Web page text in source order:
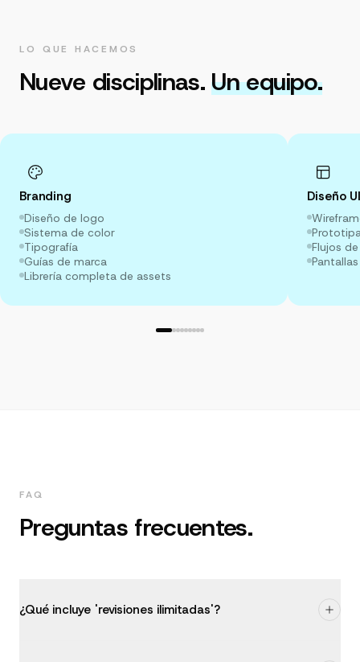
LO QUE HACEMOS
Nueve disciplinas. Un equipo.
Branding
Diseño de logo
Sistema de color
Tipografía
Guías de marca
Librería completa de assets
Diseño
Flujos
FAQ
Preguntas frecuentes.
¿Qué incluye 'revisiones ilimitadas'?